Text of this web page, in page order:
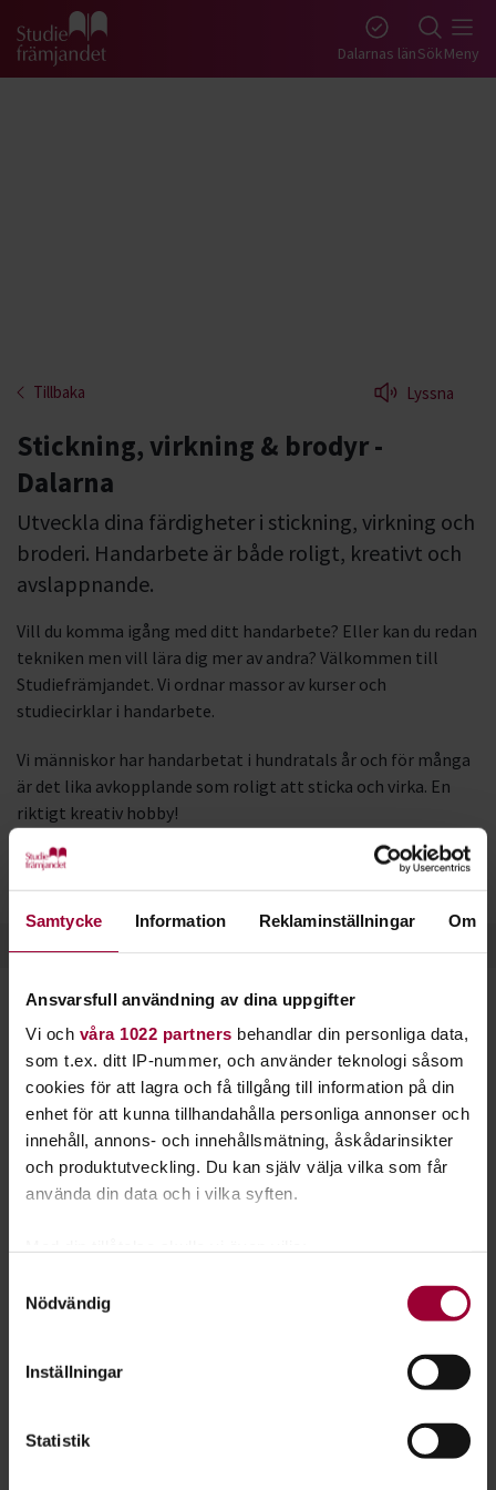
Samtycke Information Reklaminställningar Om
Ansvarsfull användning av dina uppgifter
Vi och våra 1022 partners behandlar din personliga data,
som t.ex. ditt IP-nummer, och använder teknologi såsom
cookies för att lagra och få tillgång till information på din
enhet för att kunna tillhandahålla personliga annonser och
innehåll, annons- och innehållsmätning, åskådarinsikter
och produktutveckling. Du kan själv välja vilka som får
använda din data och i vilka syften.
som kan ha en noggrannhet på upp till flera meter
Ta reda på mer om hur dina personliga uppgifter
Du kan ändra eller dra tillbaka ditt samtycke när som
Nödvändig
Inställningar
Statistik
Gå till studiefrämjandets startsida Dalarnas länSökMeny
Tillbaka Lyssna
Stickning, virkning & brodyr -
Dalarna
Utveckla dina färdigheter i stickning, virkning och
broderi. Handarbete är både roligt, kreativt och
avslappnande.
Vill du komma igång med ditt handarbete? Eller kan du redan
tekniken men vill lära dig mer av andra? Välkommen till
Studiefrämjandet. Vi ordnar massor av kurser och
studiecirklar i handarbete.
Vi människor har handarbetat i hundratals år och för många
är det lika avkopplande som roligt att sticka och virka. En
riktigt kreativ hobby!
Genom att träffa andra likasinnade i en studiecirkel kan du
utveckla din teknik samt få tips och inspiration.
Starta en studiecirkel!
Lär dig tillsammans med andra genom att starta en
studiecirkel hos Studiefrämjandet.
Läs mer om att starta studiecirkel
Se våra kurser, evenemang och studiecirklar inom